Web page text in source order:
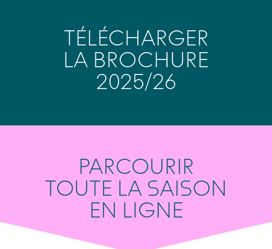
TÉLÉCHARGER
LA BROCHURE
2025/26
PARCOURIR
TOUTE LA SAISON
EN LIGNE